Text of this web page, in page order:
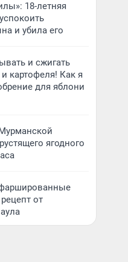
18-летняя
и убила его
и сжигать
картофеля! Как я
для яблони
ягодного
от